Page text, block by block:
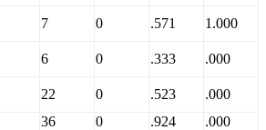
7 0 .571
1.000
6 0 .333
.000
22 0 .523
.000
36 0 .924
.000